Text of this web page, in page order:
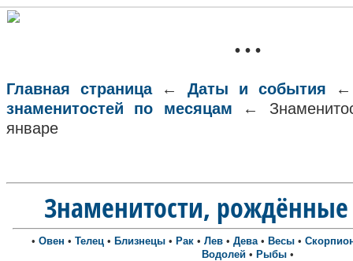
• • •
Главная страница←Даты и события
знаменитостей по месяцам ←
январе
Знаменитости, рождённые
•Овен •Телец • Близнецы • Рак •Лев •Дева• Весы •
Водолей • Рыбы •